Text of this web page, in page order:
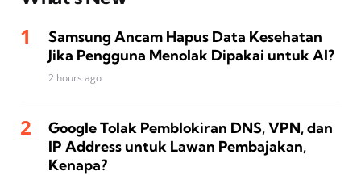
Samsung Ancam Hapus Data Kesehatan
Jika Pengguna Menolak Dipakai untuk AI?
2 hours ago
Google Tolak Pemblokiran DNS, VPN, dan
IP Address untuk Lawan Pembajakan,
Kenapa?